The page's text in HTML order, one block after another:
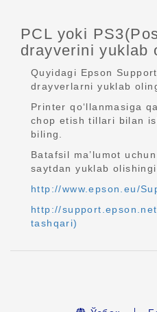
PCL yoki
drayverini yuklab
Quyidagi Epson
drayverlarni yuklab
Printer qo‘llanmasiga
chop etish tillari bilan
biling.
Batafsil ma’lumot
saytdan yuklab
http://www.epson.eu/
http://
tashqari)